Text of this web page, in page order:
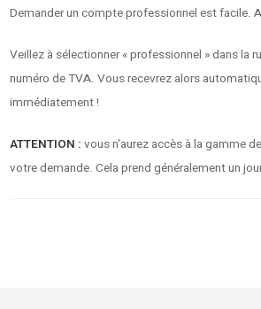
Demander un compte professionnel est facile.
Veillez à sélectionner « professionnel » dans la
numéro de TVA. Vous recevrez alors
immédiatement !
ATTENTION : vous n'aurez accès à la gamme
votre demande. Cela prend généralement un